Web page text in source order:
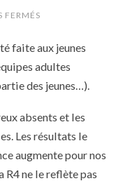
FERMÉS
LA
2ÈME
JOURNÉE
CHAMPIONNAT
2013/2014
1
faite aux jeunes
adultes
des jeunes…).
absents et les
Les résultats le
augmente pour nos
R4 ne le reflète pas